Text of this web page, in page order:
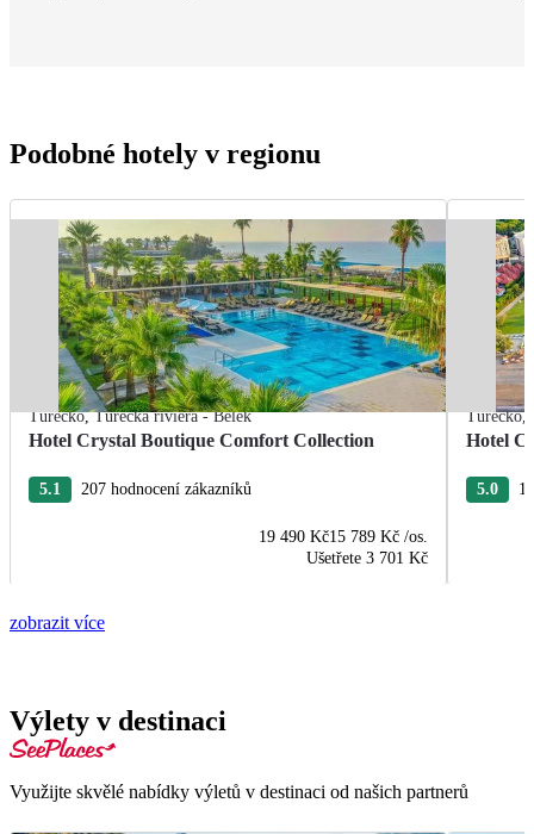
Podobné hotely v regionu
Turecko,Turecká riviéra - Belek
Hotel Crystal Boutique Comfort Collection
5.1 207 hodnocení zákazníků
19 490 Kč15 789 Kč /os.
Ušetřete 3 701 Kč
Turecko,
Hotel
5.0
zobrazit více
Výlety v destinaci
Využijte skvělé nabídky výletů v destinaci od našich partnerů